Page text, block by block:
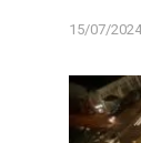
15/07/2024